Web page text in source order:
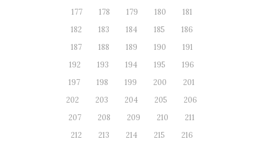
177
178 179 180
181
182
183 184 185
186
187
188 189 190
191
192
193 194 195
196
197
198 199 200
201
202
203 204 205
206
207
208 209 210
211
212
213 214 215
216